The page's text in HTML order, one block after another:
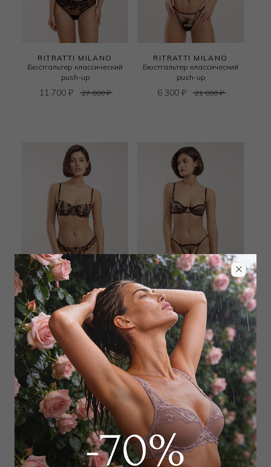
RITRATTI MILANO
Бюстгальтер классический
push-up
11 700 ₽ 27 000₽
RITRATTI MILANO
Бюстгальтер классический
push-up
6 300 ₽ 21 000₽
SHIKKOSA
Бюстгальтер классический
мягкий
13 000₽ |+ 650 бонусов
+ 1 цвет
SHIKKOSA
Бюстгальтер классический
push-up
8 500₽ |+ 425 бонусов
+ 1 цвет